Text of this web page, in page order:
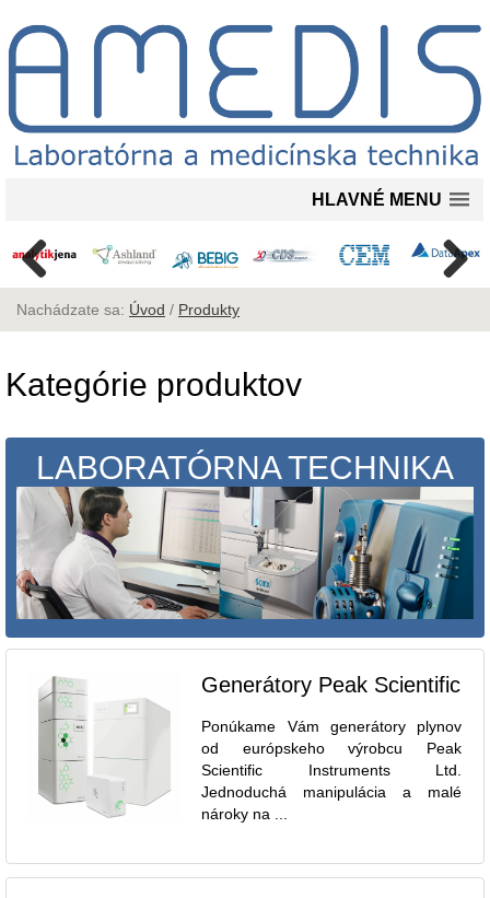
HLAVNÉ MENU
Nachádzate sa: Úvod / Produkty
Kategórie produktov
LABORATÓRNA TECHNIKA
Generátory Peak Scientific
Ponúkame Vám generátory plynov
od európskeho výrobcu Peak
Scientific Instruments Ltd.
Jednoduchá manipulácia a malé
nároky na ...